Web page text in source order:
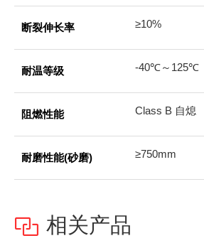
断裂伸长率 ≥10%
耐温等级 -40℃～125℃
阻燃性能 Class B 自熄
耐磨性能(砂磨) ≥750mm
 相关产品